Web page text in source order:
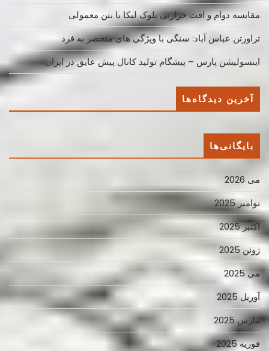
مقایسه دوام و افت حرارتی بلوک لیکا با بتن معمولی
تراورتن عباس آباد: سنگی با ویژگی های منحصر به فرد
اینسولیشن پارس – پیشگام تولید کانال پیش عایق در ایران
آخرین دیدگاه‌ها
بایگانی‌ها
می 2026
نوامبر 2025
اکتبر 2025
ژوئن 2025
می 2025
آوریل 2025
مارس 2025
فوریه 2025